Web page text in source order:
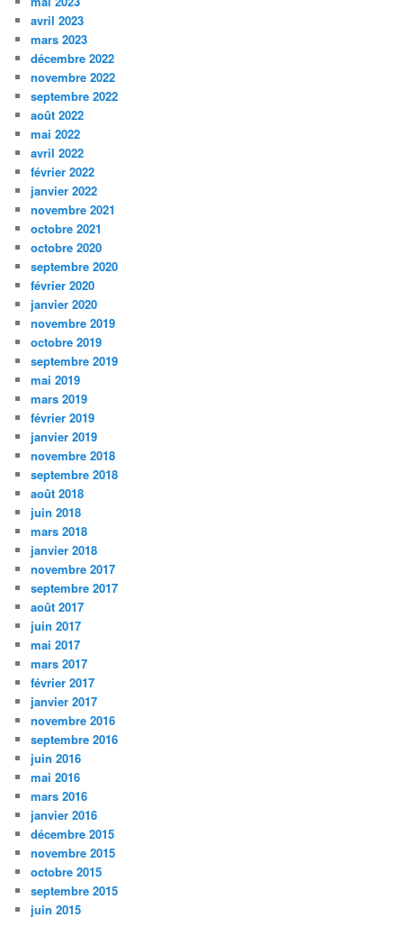
avril 2023
mars 2023
décembre 2022
novembre 2022
septembre 2022
août 2022
mai 2022
avril 2022
février 2022
janvier 2022
novembre 2021
octobre 2021
octobre 2020
septembre 2020
février 2020
janvier 2020
novembre 2019
octobre 2019
septembre 2019
mai 2019
mars 2019
février 2019
janvier 2019
novembre 2018
septembre 2018
août 2018
juin 2018
mars 2018
janvier 2018
novembre 2017
septembre 2017
août 2017
juin 2017
mai 2017
mars 2017
février 2017
janvier 2017
novembre 2016
septembre 2016
juin 2016
mai 2016
mars 2016
janvier 2016
décembre 2015
novembre 2015
octobre 2015
septembre 2015
juin 2015